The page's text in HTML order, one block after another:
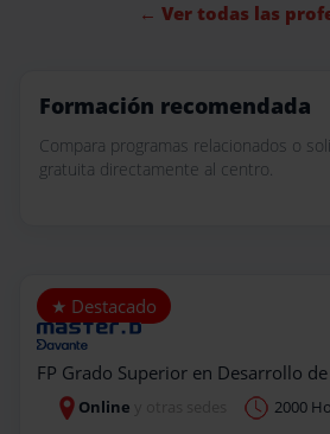
← Ver todas las
Formación recomendada
Compara programas relacionados o
gratuita directamente al centro.
FP Grado Superior en Desarrollo
Online
2000